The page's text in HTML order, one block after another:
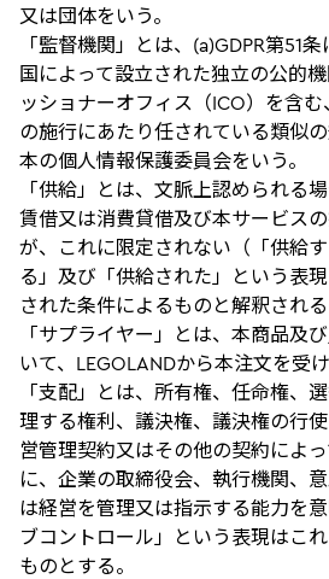
又は団体をいう。
「監督機関」とは、(a)GDPR第51
国によって設立された独立の公的
ッショナーオフィス（ICO）を含
の施行にあたり任されている類似
本の個人情報保護委員会をいう。
「供給」とは、文脈上認められる
賃借又は消費貸借及び本サービス
が、これに限定されない（「供給
る」及び「供給された」という表
された条件によるものと解釈される
「サプライヤー」とは、本商品及
いて、LEGOLANDから本注文を受
「支配」とは、所有権、任命権、
理する権利、議決権、議決権の行
営管理契約又はその他の契約によ
に、企業の取締役会、執行機関、
は経営を管理又は指示する能力を
ブコントロール」という表現はこ
ものとする。